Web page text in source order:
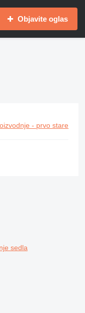
Objavite oglas
- prvo stare
sedla